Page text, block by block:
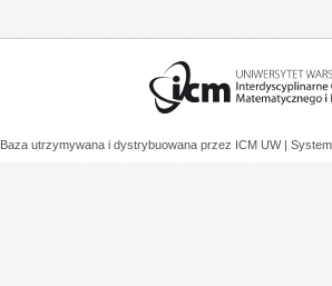
Baza utrzymywana i dystrybuowana przez ICM UW |